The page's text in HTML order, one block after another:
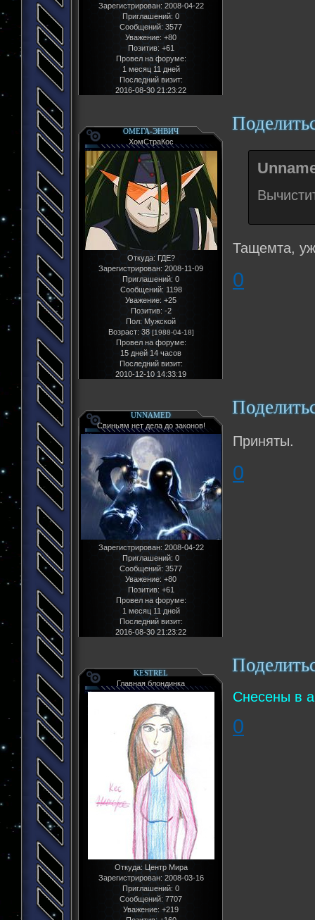
Зарегистрирован: 2008-04-22
Приглашений: 0
Сообщений: 3577
Уважение: +80
Позитив: +61
Провел на форуме:
1 месяц 11 дней
Последний визит:
2016-08-30 21:23:22
ОМЕГА-ЭНВИЧ
ХомСтраКос
Откуда: ГДЕ?
Зарегистрирован: 2008-11-09
Приглашений: 0
Сообщений: 1198
Уважение: +25
Позитив: -2
Пол: Мужской
Возраст: 38[1988-04-18]
Провел на форуме:
15 дней 14 часов
Последний визит:
2010-12-10 14:33:19
Тащемта,
0
UNNAMED
Свиньям нет дела до законов!
Зарегистрирован: 2008-04-22
Приглашений: 0
Сообщений: 3577
Уважение: +80
Позитив: +61
Провел на форуме:
1 месяц 11 дней
Последний визит:
2016-08-30 21:23:22
Приняты.
0
KESTREL
Главная блондинка
Откуда:Центр Мира
Зарегистрирован: 2008-03-16
Приглашений: 0
Сообщений: 7707
Уважение: +219
Снесены в
0